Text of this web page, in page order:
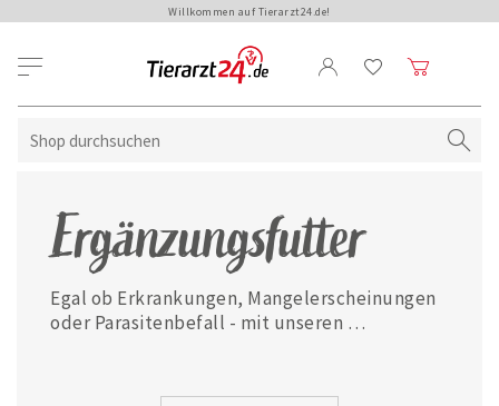
Willkommen auf Tierarzt24.de!
Ergänzungsfutter
Egal ob Erkrankungen, Mangelerscheinungen
oder Parasitenbefall - mit unseren